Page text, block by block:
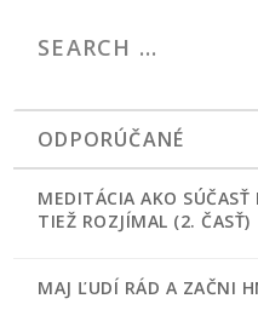
ODPORÚČANÉ
MEDITÁCIA AKO SÚČASŤ
TIEŽ ROZJÍMAL (2. ČASŤ)
MAJ ĽUDÍ RÁD A ZAČNI